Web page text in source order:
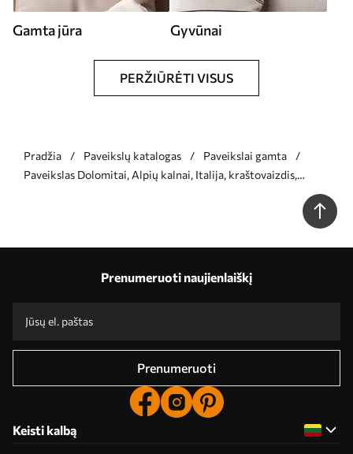
Gamta jūra Gyvūnai
PERŽIŪRĖTI VISUS
Pradžia Paveikslų katalogas
Paveikslai gamta
Paveikslas Dolomitai, Alpių kalnai, Italija, kraštovaizdis,
Prenumeruoti naujienlaiškį
Prenumeruoti
Keisti kalbą